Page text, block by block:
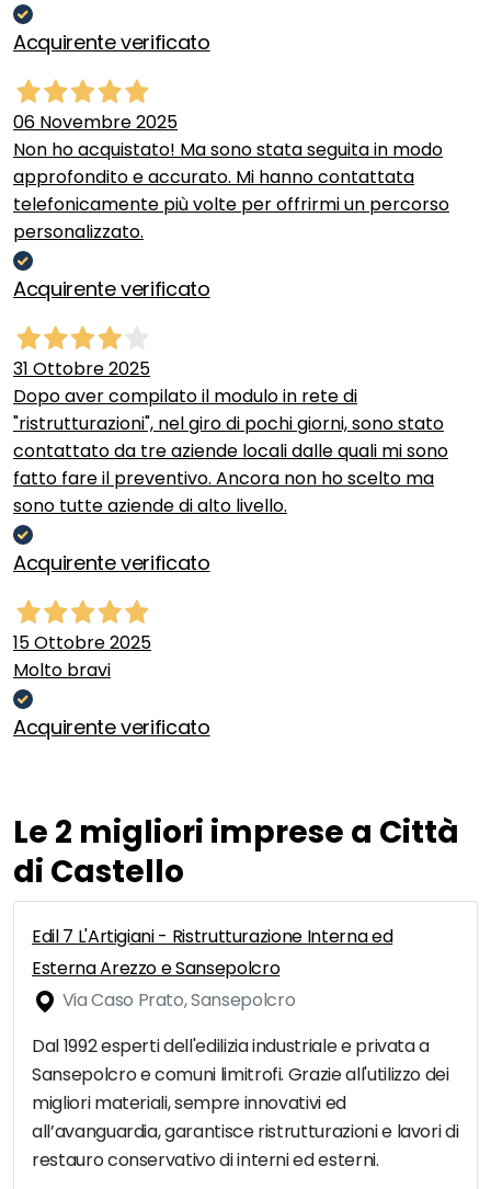
Acquirente verificato
06 Novembre 2025
Non ho acquistato! Ma sono stata seguita in modo
approfondito e accurato. Mi hanno contattata
telefonicamente più volte per offrirmi un percorso
personalizzato.
Acquirente verificato
31 Ottobre 2025
Dopo aver compilato il modulo in rete di
"ristrutturazioni", nel giro di pochi giorni, sono stato
contattato da tre aziende locali dalle quali mi sono
fatto fare il preventivo. Ancora non ho scelto ma
sono tutte aziende di alto livello.
Acquirente verificato
15 Ottobre 2025
Molto bravi
Acquirente verificato
Le 2 migliori imprese a Città
di Castello
Edil 7 L'Artigiani - Ristrutturazione Interna ed
Esterna Arezzo e Sansepolcro
Via Caso Prato, Sansepolcro
Dal 1992 esperti dell'edilizia industriale e privata a
Sansepolcro e comuni limitrofi. Grazie all'utilizzo dei
migliori materiali, sempre innovativi ed
all’avanguardia, garantisce ristrutturazioni e lavori di
restauro conservativo di interni ed esterni.